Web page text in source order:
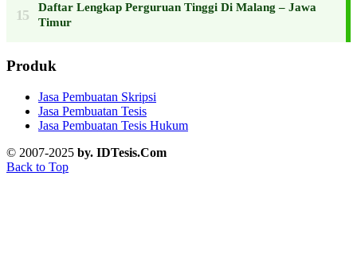
Daftar Lengkap Perguruan Tinggi Di Malang – Jawa
Timur
Produk
Jasa Pembuatan Skripsi
Jasa Pembuatan Tesis
Jasa Pembuatan Tesis Hukum
© 2007-2025 by. IDTesis.Com
Back to Top